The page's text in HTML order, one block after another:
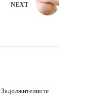
NEXT
Задолжителните